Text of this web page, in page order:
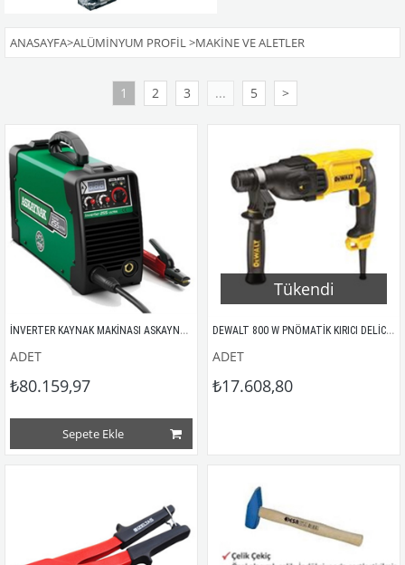
ANASAYFA>ALÜMINYUM PROFIL>MAKINE VE ALETLER
1 2 3 ... 5 >
İNVERTER KAYNAK MAKİNASI ASKAYNAK  AS255
ADET
₺80.159,97
Sepete Ekle
Tükendi
DEWALT 800 W PNÖMATİK KIRICI DELİCİ MATKAP
ADET
₺17.608,80